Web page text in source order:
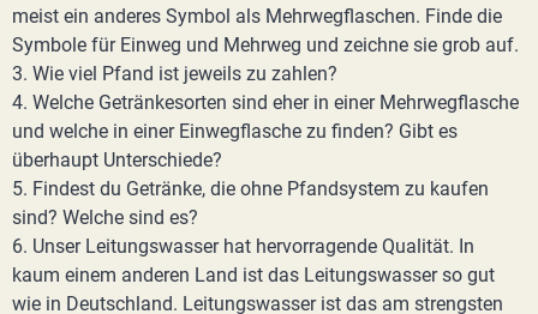
meist ein anderes Symbol als Mehrwegflaschen. Finde die
Symbole für Einweg und Mehrweg und zeichne sie grob auf.
3. Wie viel Pfand ist jeweils zu zahlen?
4. Welche Getränkesorten sind eher in einer Mehrwegflasche
und welche in einer Einwegflasche zu finden? Gibt es
überhaupt Unterschiede?
5. Findest du Getränke, die ohne Pfandsystem zu kaufen
sind? Welche sind es?
6. Unser Leitungswasser hat hervorragende Qualität. In
kaum einem anderen Land ist das Leitungswasser so gut
wie in Deutschland. Leitungswasser ist das am strengsten